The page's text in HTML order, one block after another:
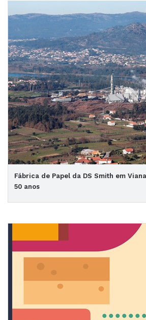
Fábrica de Papel da DS Smith em
50 anos